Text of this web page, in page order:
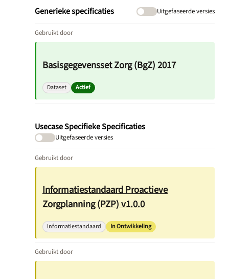
Generieke specificaties Uitgefaseerde versies
Gebruikt door
Basisgegevensset Zorg (BgZ) 2017
Dataset Actief
Usecase Specifieke Specificaties
Uitgefaseerde versies
Gebruikt door
Informatiestandaard Proactieve
Zorgplanning (PZP) v1.0.0
Informatiestandaard In Ontwikkeling
Gebruikt door